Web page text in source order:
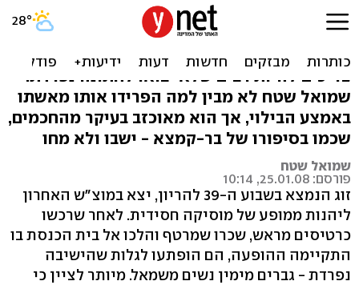
הסירו את המחיצות
כשם שיש רבים שלא יבואו לחתונה מעורבת - כך
צריכים להיות רבים שלא יבואו לחתונה נפרדת.
שמואל שטח לא מבין למה הפרידו אותו מאשתו
באמצע הבילוי, אך הוא מאוכזב בעיקר מהחכמים,
שכמו בסיפורו של בר-קמצא - ישבו ולא מחו
שמואל שטח
פורסם: 25.01.08, 10:14
זוג הנמצא בשבוע ה-39 להריון, יצא במוצ"ש האחרון
ליהנות ממופע של מוסיקה חסידית. לאחר שרכשו
כרטיסים מראש, שכרו שמרטף והלכו אל בית הכנסת בו
התקיימה ההופעה, הם הופתעו לגלות שהישיבה
נפרדת - גברים מימין נשים משמאל. מיותר לציין כי